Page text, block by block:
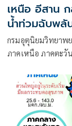
เหนือ อีสาน
น้ำท่วมฉับพลั
กรมอุตุนิยมวิทยาพ
ภาคเหนือ ภาคตะวั